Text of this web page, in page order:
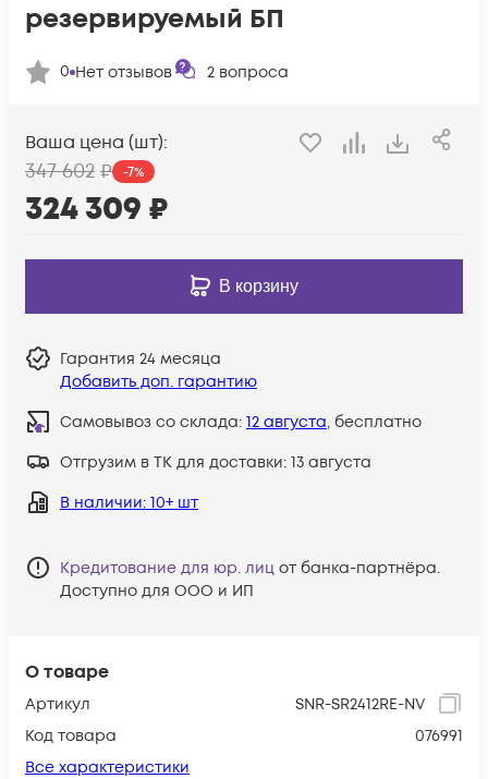
О товаре
Артикул
SNR-SR2412RE-NV
Код товара
076991
Все характеристики
резервируемый БП
0 Нет отзывов 2 вопроса
Ваша цена (шт):
347 602 ₽ -7%
324 309 ₽
В корзину
Гарантия 24 месяца
Добавить доп. гарантию
Самовывоз со склада: 12 августа, бесплатно
Отгрузим в ТК для доставки: 13 августа
В наличии: 10+ шт
Кредитование для юр. лиц от банка-партнёра.
Доступно для ООО и ИП